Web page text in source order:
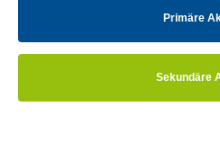
Primäre
Sekundäre